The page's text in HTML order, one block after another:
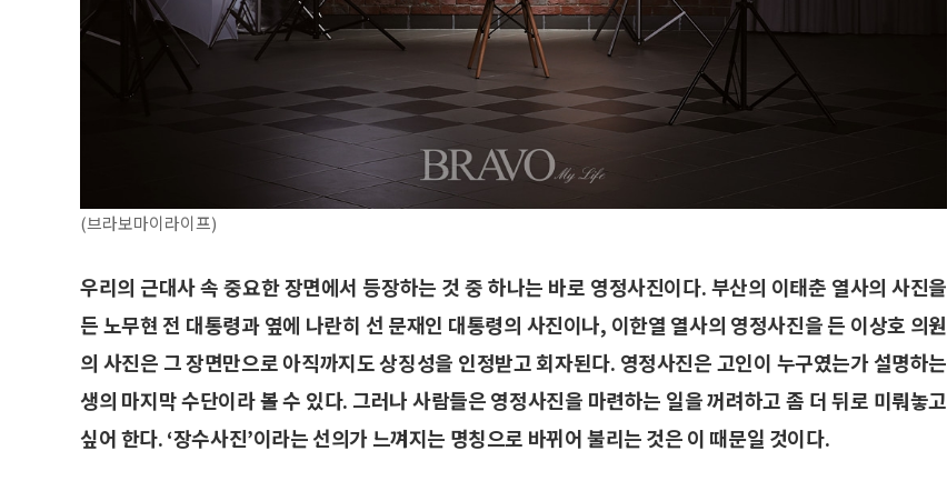
(브라보마이라이프)
우리의 근대사 속 중요한 장면에서 등장하는 것 중 하나는 바로 영정사진이다. 부산의 이태춘 열사의 사진을
든 노무현 전 대통령과 옆에 나란히 선 문재인 대통령의 사진이나, 이한열 열사의 영정사진을 든 이상호 의원
의 사진은 그 장면만으로 아직까지도 상징성을 인정받고 회자된다. 영정사진은 고인이 누구였는가 설명하는
생의 마지막 수단이라 볼 수 있다. 그러나 사람들은 영정사진을 마련하는 일을 꺼려하고 좀 더 뒤로 미뤄놓고
싶어 한다. ‘장수사진’이라는 선의가 느껴지는 명칭으로 바뀌어 불리는 것은 이 때문일 것이다.